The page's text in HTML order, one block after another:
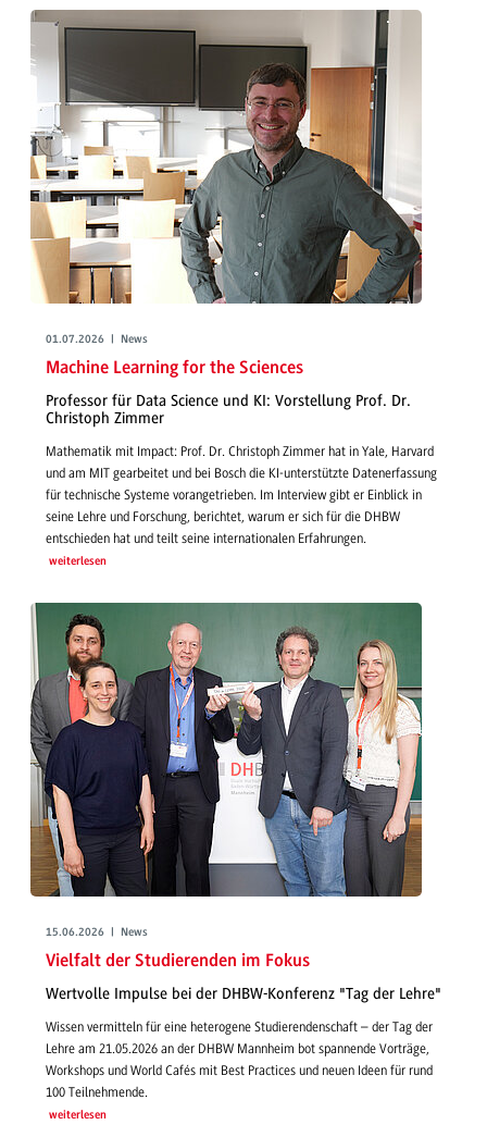
01.07.2026 | News
Machine Learning for the Sciences
Professor für Data Science und KI: Vorstellung Prof. Dr.
Christoph Zimmer
Mathematik mit Impact: Prof. Dr. Christoph Zimmer hat in Yale, Harvard
und am MIT gearbeitet und bei Bosch die KI-unterstützte Datenerfassung
für technische Systeme vorangetrieben. Im Interview gibt er Einblick in
seine Lehre und Forschung, berichtet, warum er sich für die DHBW
entschieden hat und teilt seine internationalen Erfahrungen.
weiterlesen
15.06.2026 | News
Vielfalt der Studierenden im Fokus
Wertvolle Impulse bei der DHBW-Konferenz "Tag der Lehre"
Wissen vermitteln für eine heterogene Studierendenschaft – der Tag der
Lehre am 21.05.2026 an der DHBW Mannheim bot spannende Vorträge,
Workshops und World Cafés mit Best Practices und neuen Ideen für rund
100 Teilnehmende.
weiterlesen